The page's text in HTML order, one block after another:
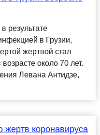
результате
в Грузии,
жертвой стал
около 70 лет.
Левана Антидзе,
жертв коронавируса